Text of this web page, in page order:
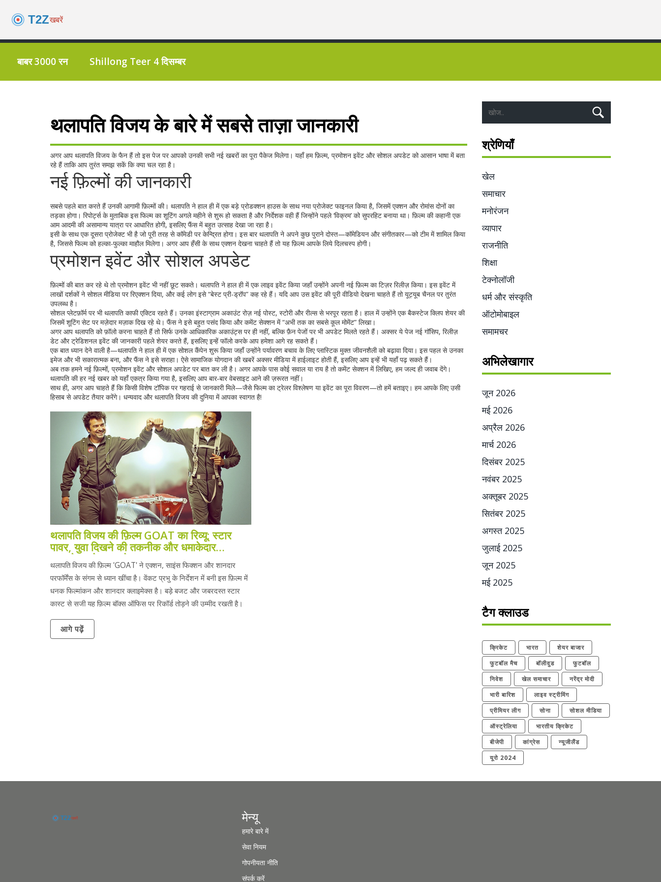
बाबर 3000 रन Shillong Teer 4 दिसम्बर
थलापति विजय के बारे में सबसे ताज़ा जानकारी
अगर आप थलापति विजय के फैन हैं तो इस पेज पर आपको उनकी सभी नई खबरों का पूरा पैकेज मिलेगा। यहाँ हम फ़िल्म, प्रमोशन इवेंट और सोशल अपडेट को आसान भाषा में बता
रहे हैं ताकि आप तुरंत समझ सकें कि क्या चल रहा है।
नई फ़िल्मों की जानकारी
सबसे पहले बात करते हैं उनकी आगामी फ़िल्मों की। थलापति ने हाल ही में एक बड़े प्रोडक्शन हाउस के साथ नया प्रोजेक्ट फाइनल किया है, जिसमें एक्शन और रोमांस दोनों का
तड़का होगा। रिपोर्ट्स के मुताबिक इस फिल्म का शूटिंग अगले महीने से शुरू हो सकता है और निर्देशक वही हैं जिन्होंने पहले ‘विक्रम’ को सुपरहिट बनाया था। फ़िल्म की कहानी एक
आम आदमी की असामान्य यात्रा पर आधारित होगी, इसलिए फैंस में बहुत उत्साह देखा जा रहा है।
इसी के साथ एक दूसरा प्रोजेक्ट भी है जो पूरी तरह से कॉमेडी पर केन्द्रित होगा। इस बार थलापति ने अपने कुछ पुराने दोस्त—कॉमेडियन और संगीतकार—को टीम में शामिल किया
है, जिससे फिल्म को हल्का-फुल्का माहौल मिलेगा। अगर आप हँसी के साथ एक्शन देखना चाहते हैं तो यह फ़िल्म आपके लिये दिलचस्प होगी।
प्रमोशन इवेंट और सोशल अपडेट
फ़िल्मों की बात कर रहे थे तो प्रमोशन इवेंट भी नहीं छूट सकते। थलापति ने हाल ही में एक लाइव इवेंट किया जहाँ उन्होंने अपनी नई फ़िल्म का टिज़र रिलीज़ किया। इस इवेंट में
लाखों दर्शकों ने सोशल मीडिया पर रिएक्शन दिया, और कई लोग इसे “बेस्ट प्री-ड्रॉप” कह रहे हैं। यदि आप उस इवेंट की पूरी वीडियो देखना चाहते हैं तो यूट्यूब चैनल पर तुरंत
उपलब्ध है।
सोशल प्लेटफ़ॉर्म पर भी थलापति काफी एक्टिव रहते हैं। उनका इंस्टाग्राम अकाउंट रोज़ नई पोस्ट, स्टोरी और रील्स से भरपूर रहता है। हाल में उन्होंने एक बैकस्टेज क्लिप शेयर की
जिसमें शूटिंग सेट पर मज़ेदार मज़ाक दिख रहे थे। फैंस ने इसे बहुत पसंद किया और कमेंट सेक्शन में “अभी तक का सबसे कूल मोमेंट” लिखा।
अगर आप थलापति को फ़ॉलो करना चाहते हैं तो सिर्फ उनके आधिकारिक अकाउंट्स पर ही नहीं, बल्कि फ़ैन पेजों पर भी अपडेट मिलते रहते हैं। अक्सर ये पेज नई गॉसिप, रिलीज़
डेट और ट्रेडिशनल इवेंट की जानकारी पहले शेयर करते हैं, इसलिए इन्हें फॉलो करके आप हमेशा आगे रह सकते हैं।
एक बात ध्यान देने वाली है—थलापति ने हाल ही में एक सोशल कैंपेन शुरू किया जहाँ उन्होंने पर्यावरण बचाव के लिए प्लास्टिक मुक्त जीवनशैली को बढ़ावा दिया। इस पहल से उनका
इमेज और भी सकारात्मक बना, और फैंस ने इसे सराहा। ऐसे सामाजिक योगदान की खबरें अक्सर मीडिया में हाईलाइट होती हैं, इसलिए आप इन्हें भी यहाँ पढ़ सकते हैं।
अब तक हमने नई फ़िल्मों, प्रमोशन इवेंट और सोशल अपडेट पर बात कर ली है। अगर आपके पास कोई सवाल या राय है तो कमेंट सेक्शन में लिखिए, हम जल्द ही जवाब देंगे।
थलापति की हर नई खबर को यहाँ एकत्र किया गया है, इसलिए आप बार‑बार वेबसाइट आने की ज़रूरत नहीं।
साथ ही, अगर आप चाहते हैं कि किसी विशेष टॉपिक पर गहराई से जानकारी मिले—जैसे फिल्म का ट्रेलर विश्लेषण या इवेंट का पूरा विवरण—तो हमें बताइए। हम आपके लिए उसी
हिसाब से अपडेट तैयार करेंगे। धन्यवाद और थलापति विजय की दुनिया में आपका स्वागत है!
थलापति विजय की फ़िल्म GOAT का रिव्यू: स्टार
पावर, युवा दिखने की तकनीक और धमाकेदार
क्लाइमेक्स ने लूटा शो
थलापति विजय की फ़िल्म 'GOAT' ने एक्शन, साइंस फिक्शन और शानदार
परफॉर्मेंस के संगम से ध्यान खींचा है। वेंकट प्रभु के निर्देशन में बनी इस फ़िल्म में
धनक फिल्मांकन और शानदार क्लाइमेक्स है। बड़े बजट और जबरदस्त स्टार
कास्ट से सजी यह फ़िल्म बॉक्स ऑफिस पर रिकॉर्ड तोड़ने की उम्मीद रखती है।
आगे पढ़ें
श्रेणियाँ
खेल
समाचार
मनोरंजन
व्यापार
राजनीति
शिक्षा
टेक्नोलॉजी
धर्म और संस्कृति
ऑटोमोबाइल
समामचर
अभिलेखागार
जून 2026
मई 2026
अप्रैल 2026
मार्च 2026
दिसंबर 2025
नवंबर 2025
अक्तूबर 2025
सितंबर 2025
अगस्त 2025
जुलाई 2025
जून 2025
मई 2025
टैग क्लाउड
क्रिकेट भारत
शेयर बाजार
फुटबॉल मैच
बॉलीवुड
फुटबॉल
निवेश
खेल समाचार
नरेंद्र मोदी
भारी बारिश
लाइव स्ट्रीमिंग
प्रीमियर लीग
सोना
सोशल मीडिया
ऑस्ट्रेलिया
भारतीय क्रिकेट
बीजेपी
कांग्रेस
न्यूजीलैंड
यूरो 2024
मेन्यू
हमारे बारे में
सेवा नियम
गोपनीयता नीति
संपर्क करें